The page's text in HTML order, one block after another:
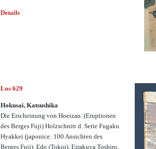
Details
Los 629
Hokusai, Katsushika
Die Erscheinung von Hoeizan. (Eruptionen
des Berges Fuji) Holzschnitt d. Serie Fugaku
Hyakkei (japonice: 100 Ansichten des
Berges Fuji). Edo (Tokio), Eirakuya Toshiro,